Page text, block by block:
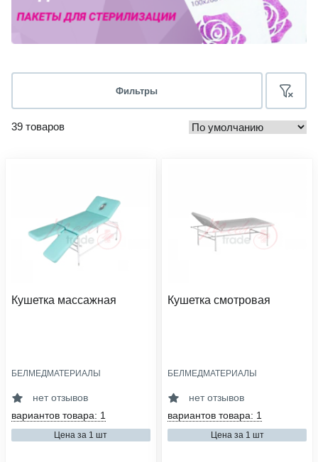
Фильтры
39 товаров
Кушетка массажная
материал основания:
металл
винилискожа
опоры:
БЕЛМЕДМАТЕРИАЛЫ
нет отзывов
вариантов товара: 1
Цена за 1 шт
Кушетка смотровая
материал основания:
металл
винилискожа
опоры:
БЕЛМЕДМАТЕРИАЛЫ
нет отзывов
вариантов товара: 1
Цена за 1 шт